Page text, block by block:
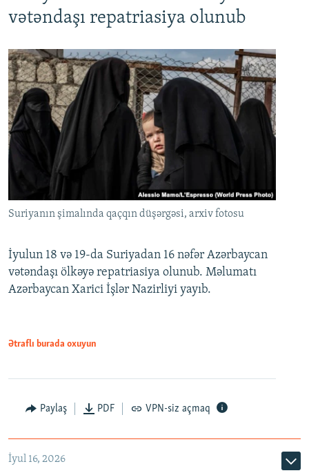
vətəndaşı repatriasiya olunub
Suriyanın şimalında qaçqın düşərgəsi, arxiv fotosu
İyulun 18 və 19-da Suriyadan 16 nəfər Azərbaycan
vətəndaşı ölkəyə repatriasiya olunub. Məlumatı
Azərbaycan Xarici İşlər Nazirliyi yayıb.
Ətraflı burada oxuyun
Paylaş PDF VPN-siz açmaq
İyul 16, 2026